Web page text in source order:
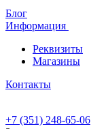
Блог
Информация
Реквизиты
Магазины
Контакты
+7 (351) 248-65-06